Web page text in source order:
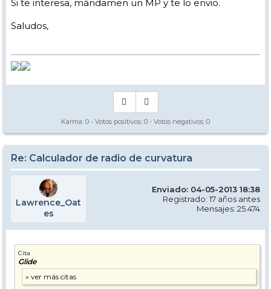
Si te interesa, mándamen un MP y te lo envio.
Saludos,
Karma: 0 - Votos positivos: 0 - Votos negativos: 0
Re: Calculador de radio de curvatura
Lawrence_Oat
es
Enviado: 04-05-2013 18:38
Registrado: 17 años antes
Mensajes: 25.474
Cita
Glide